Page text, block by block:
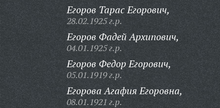
Егоров Тарас Егорович,
28.02.1925 г.р.
Егоров Фадей Архипович,
04.01.1925 г.р.
Егоров Федор Егорович,
05.01.1919 г.р.
Егорова Агафия Егоровна,
08.01.1921 г.р.